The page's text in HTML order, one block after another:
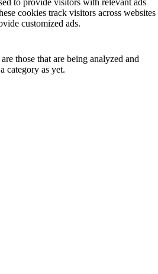
to provide visitors with relevant ads
cookies track visitors across websites
customized ads.
those that are being analyzed and
category as yet.